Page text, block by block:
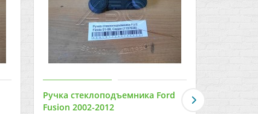
Ручка стеклоподъемника Ford
Fusion 2002-2012